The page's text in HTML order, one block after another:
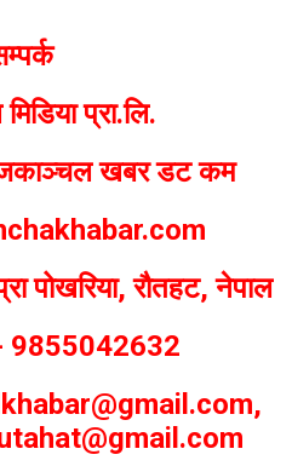
प्रा.लि.
खबर डट कम
पोखरिया, रौतहट, नेपाल
9855042632